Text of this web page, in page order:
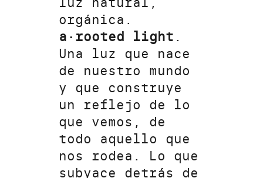
orgánica.
a·rooted light .
Una luz que nace
de nuestro mundo
y que construye
un reflejo de lo
que vemos, de
todo aquello que
nos rodea. Lo que
subyace detrás de